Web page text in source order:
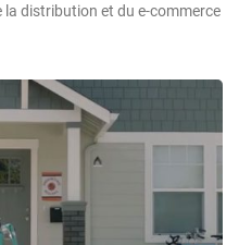
distribution et du e-commerce